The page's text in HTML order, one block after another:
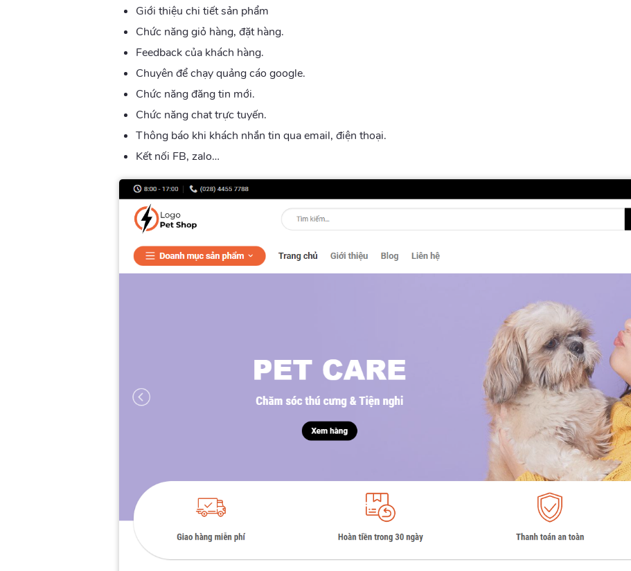
Giới thiệu chi tiết sản phẩm
Chức năng giỏ hàng, đặt hàng.
Feedback của khách hàng.
Chuyên để chạy quảng cáo google.
Chức năng đăng tin mới.
Chức năng chat trực tuyến.
Thông báo khi khách nhắn tin qua email, điện thoại.
Kết nối FB, zalo…